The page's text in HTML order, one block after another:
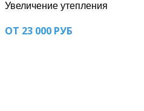
Увеличение утепления
ОТ 23 000 РУБ